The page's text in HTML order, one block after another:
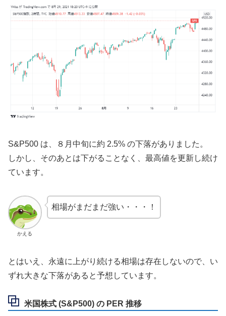
S&P500 は、８月中旬に約 2.5% の下落がありました。
しかし、そのあとは下がることなく、最高値を更新し続け
ています。
かえる
相場がまだまだ強い・・・！
とはいえ、永遠に上がり続ける相場は存在しないので、い
ずれ大きな下落があると予想しています。
米国株式 (S&P500) の PER 推移